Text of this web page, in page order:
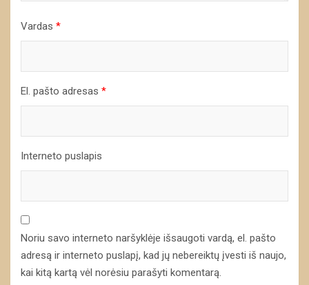
Vardas *
El. pašto adresas *
Interneto puslapis
Noriu savo interneto naršyklėje išsaugoti vardą, el. pašto
adresą ir interneto puslapį, kad jų nebereiktų įvesti iš naujo,
kai kitą kartą vėl norėsiu parašyti komentarą.